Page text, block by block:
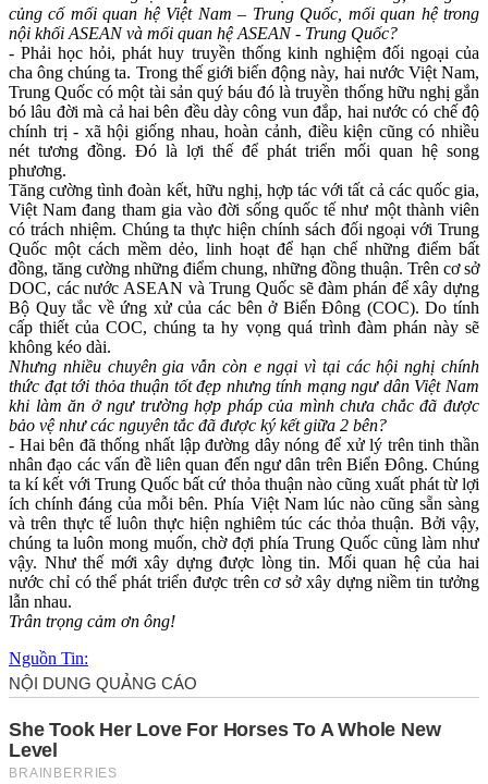
củng cố mối quan hệ Việt Nam – Trung Quốc, mối quan hệ trong
nội khối ASEAN và mối quan hệ ASEAN - Trung Quốc?
- Phải học hỏi, phát huy truyền thống kinh nghiệm đối ngoại của
cha ông chúng ta. Trong thế giới biến động này, hai nước Việt Nam,
Trung Quốc có một tài sản quý báu đó là truyền thống hữu nghị gắn
bó lâu đời mà cả hai bên đều dày công vun đắp, hai nước có chế độ
chính trị - xã hội giống nhau, hoàn cảnh, điều kiện cũng có nhiều
nét tương đồng. Đó là lợi thế để phát triển mối quan hệ song
phương.
Tăng cường tình đoàn kết, hữu nghị, hợp tác với tất cả các quốc gia,
Việt Nam đang tham gia vào đời sống quốc tế như một thành viên
có trách nhiệm. Chúng ta thực hiện chính sách đối ngoại với Trung
Quốc một cách mềm dẻo, linh hoạt để hạn chế những điểm bất
đồng, tăng cường những điểm chung, những đồng thuận. Trên cơ sở
DOC, các nước ASEAN và Trung Quốc sẽ đàm phán để xây dựng
Bộ Quy tắc về ứng xử của các bên ở Biển Đông (COC). Do tính
cấp thiết của COC, chúng ta hy vọng quá trình đàm phán này sẽ
không kéo dài.
Nhưng nhiều chuyên gia vẫn còn e ngại vì tại các hội nghị chính
thức đạt tới thỏa thuận tốt đẹp nhưng tính mạng ngư dân Việt Nam
khi làm ăn ở ngư trường hợp pháp của mình chưa chắc đã được
bảo vệ như các nguyên tắc đã được ký kết giữa 2 bên?
- Hai bên đã thống nhất lập đường dây nóng để xử lý trên tinh thần
nhân đạo các vấn đề liên quan đến ngư dân trên Biển Đông. Chúng
ta kí kết với Trung Quốc bất cứ thỏa thuận nào cũng xuất phát từ lợi
ích chính đáng của mỗi bên. Phía Việt Nam lúc nào cũng sẵn sàng
và trên thực tế luôn thực hiện nghiêm túc các thỏa thuận. Bởi vậy,
chúng ta luôn mong muốn, chờ đợi phía Trung Quốc cũng làm như
vậy. Như thế mới xây dựng được lòng tin. Mối quan hệ của hai
nước chỉ có thể phát triển được trên cơ sở xây dựng niềm tin tưởng
lẫn nhau.
Trân trọng cảm ơn ông!
Nguồn Tin: